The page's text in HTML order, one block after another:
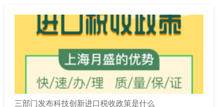
三部门发布科技创新进口税收政策是什么